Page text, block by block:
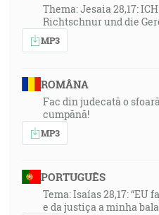
smilstva napájalo
53:16
kmentu, lebo tým
svätých. [Zj 19:8]
53:47
uvidíte, lebo ja žijem, aj
55:25
Thema: Jesaia 28,17:
Richtschnur und die
MP3
ROMÂNA
Fac din judecată o
cumpănă!
MP3
PORTUGUÊS
Tema: Isaías 28,17: “EU
e da justiça a minha